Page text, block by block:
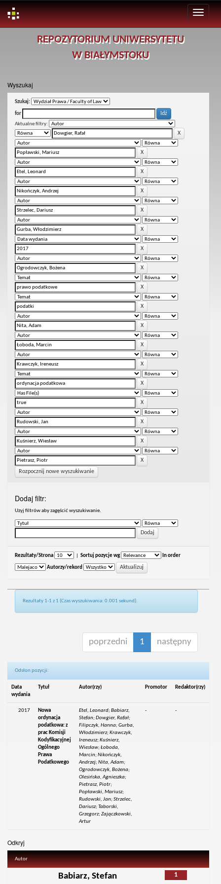
REPOZYTORIUM UNIWERSYTETU
W BIAŁYMSTOKU
Wyszukaj
Szukaj:
for
Aktualne filtry:
Rozpocznij nowe wyszukiwanie
Dodaj filtr:
Uzyj filtrów aby zagęścić wyszukiwanie.
Rezultaty/Strona Sortuj pozycje wg In order
Autorzy/rekord
Rezultaty 1-1 z 1 (Czas wyszukiwania: 0.001 sekund).
poprzedni 1 następny
Odsłon pozycji:
Data
wydania
Tytuł Autor(rzy) Promotor Redaktor(rzy)
2017
Nowa
ordynacja
podatkowa: z
prac Komisji
Kodyfikacyjnej
Ogólnego
Prawa
Podatkowego
Etel, Leonard; Babiarz,
Stefan; Dowgier, Rafał;
Filipczyk, Hanna; Gurba,
Włodzimierz; Krawczyk,
Ireneusz; Kuśnierz,
Wiesław; Łoboda,
Marcin; Nikończyk,
Andrzej; Nita, Adam;
Ogrodowczyk, Bożena;
Olesińska, Agnieszka;
Pietrasz, Piotr;
Popławski, Mariusz;
Rudowski, Jan; Strzelec,
Dariusz; Taborski,
Grzegorz; Zajączkowski,
Artur
- -
Odkryj
Autor
1
Babiarz, Stefan